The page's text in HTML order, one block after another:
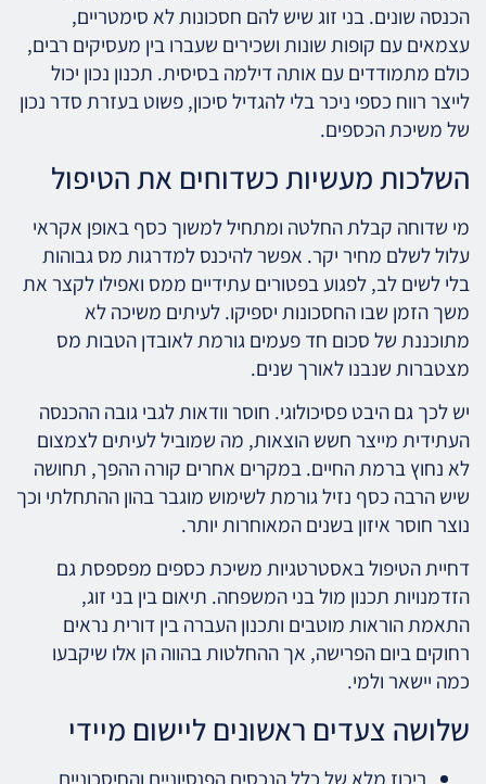
הכנסה שונים. בני זוג שיש להם חסכונות לא סימטריים,
עצמאים עם קופות שונות ושכירים שעברו בין מעסיקים רבים,
כולם מתמודדים עם אותה דילמה בסיסית. תכנון נכון יכול
לייצר רווח כספי ניכר בלי להגדיל סיכון, פשוט בעזרת סדר נכון
של משיכת הכספים.
השלכות מעשיות כשדוחים את הטיפול
מי שדוחה קבלת החלטה ומתחיל למשוך כסף באופן אקראי
עלול לשלם מחיר יקר. אפשר להיכנס למדרגות מס גבוהות
בלי לשים לב, לפגוע בפטורים עתידיים ממס ואפילו לקצר את
משך הזמן שבו החסכונות יספיקו. לעיתים משיכה לא
מתוכננת של סכום חד פעמים גורמת לאובדן הטבות מס
מצטברות שנבנו לאורך שנים.
יש לכך גם היבט פסיכולוגי. חוסר וודאות לגבי גובה ההכנסה
העתידית מייצר חשש הוצאות, מה שמוביל לעיתים לצמצום
לא נחוץ ברמת החיים. במקרים אחרים קורה ההפך, תחושה
שיש הרבה כסף נזיל גורמת לשימוש מוגבר בהון ההתחלתי וכך
נוצר חוסר איזון בשנים המאוחרות יותר.
דחיית הטיפול באסטרטגיות משיכת כספים מפספסת גם
הזדמנויות תכנון מול בני המשפחה. תיאום בין בני זוג,
התאמת הוראות מוטבים ותכנון העברה בין דורית נראים
רחוקים ביום הפרישה, אך ההחלטות בהווה הן אלו שיקבעו
כמה יישאר ולמי.
שלושה צעדים ראשונים ליישום מיידי
ריכוז מלא של כלל הנכסים הפנסיוניים והחיסכוניים,